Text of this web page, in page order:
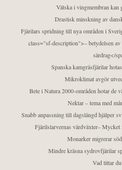
Vätska i vingmembran
Drastisk minskning av
Fjärilars spridning till nya områden i
class="sf-description">– betydelsen
särdrag</
Spanska kamgräsfjärilar
Mikroklimat avgör
Bete i Natura 2000-områden hotar de
Nektar – tema med
Snabb anpassning till dagslängd hjälper
Fjärilslarvernas värdväxter– Mycket
Monarker migrerar
Mindre kräsna sydrovfjärilar
Vad tittar du